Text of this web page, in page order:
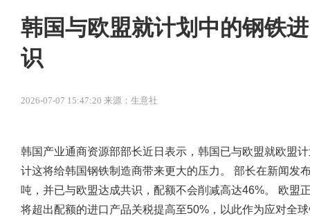
韩国与欧盟就计划中的钢铁
识
2026-07-07 15:47:20 来源：生意社
韩国产业通商资源部部长近日表示，韩国已与欧盟就欧盟
计这将给韩国钢铁制造商带来更大的压力。 部长在新闻发
吨，并已与欧盟达成共识，配额不会削减高达46%。 欧盟
将超出配额的进口产品关税提高至50%，以此作为应对全